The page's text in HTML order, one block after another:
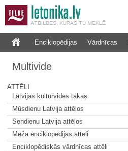
Enciklopēdijas Vārdnīcas
Multivide
ATTĒLI
Latvijas kultūrvides takas
Mūsdienu Latvija attēlos
Sendienu Latvija attēlos
Meža enciklopēdijas attēli
Enciklopēdiskās vārdnīcas attēli